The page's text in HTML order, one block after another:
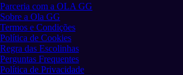
Parceria com a OLA GG
Sobre a Ola GG
Termos e Condições
Política de Cookies
Regra das Escolinhas
Perguntas Frequentes
Política de Privacidade